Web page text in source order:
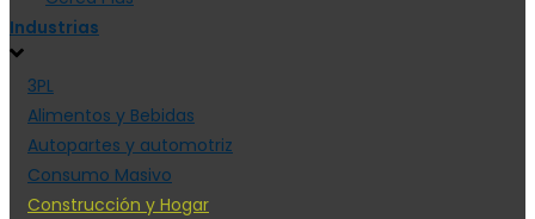
Industrias
3PL
Alimentos y Bebidas
Autopartes y automotriz
Consumo Masivo
Construcción y Hogar